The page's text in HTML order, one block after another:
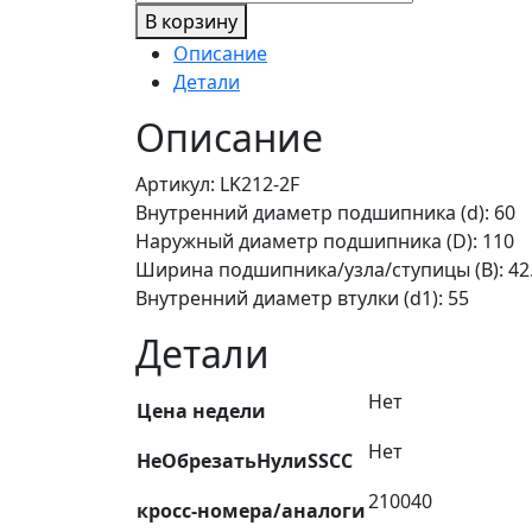
товара
Подшипник
шариковый
самоустанавливающийся
LK212-
2F
FKL
В корзину
Описание
Детали
Описание
Артикул: LK212-2F
Внутренний диаметр подшипника (d): 60
Наружный диаметр подшипника (D): 110
Ширина подшипника/узла/ступицы (B):
Внутренний диаметр втулки (d1): 55
Детали
Цена недели Нет
НеОбрезатьНулиSSCC Нет
кросс-номера/аналоги210040